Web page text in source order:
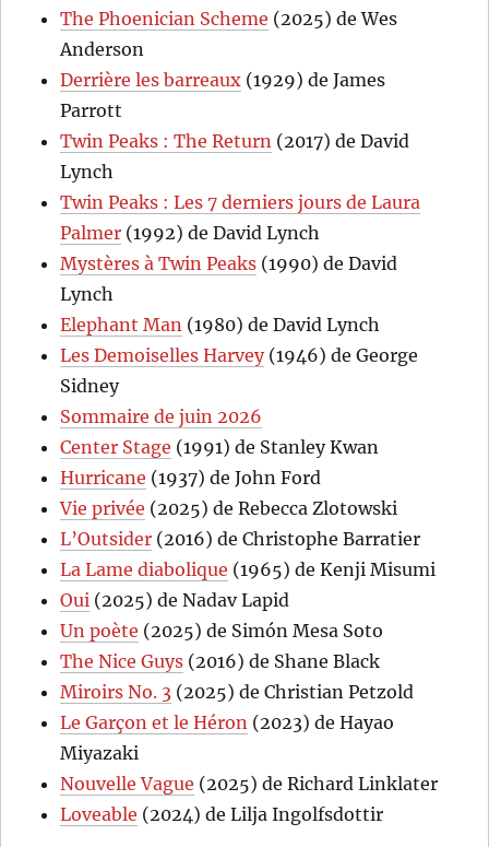
The Phoenician Scheme (2025) de Wes
Anderson
Derrière les barreaux (1929) de James
Parrott
Twin Peaks : The Return (2017) de David
Lynch
Twin Peaks : Les 7 derniers jours de Laura
Palmer (1992) de David Lynch
Mystères à Twin Peaks (1990) de David
Lynch
Elephant Man (1980) de David Lynch
Les Demoiselles Harvey(1946) de George
Sidney
Sommaire de juin 2026
Center Stage (1991) de Stanley Kwan
Hurricane (1937) de John Ford
Vie privée (2025) de Rebecca Zlotowski
L’Outsider (2016) de Christophe Barratier
La Lame diabolique (1965) de Kenji Misumi
Oui (2025) de Nadav Lapid
Un poète (2025) de Simón Mesa Soto
The Nice Guys (2016) de Shane Black
Miroirs No. 3 (2025) de Christian Petzold
Le Garçon et le Héron (2023) de Hayao
Miyazaki
Nouvelle Vague (2025) de Richard Linklater
Loveable (2024) de Lilja Ingolfsdottir